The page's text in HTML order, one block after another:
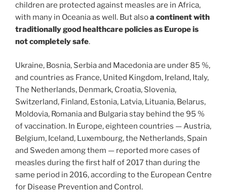
children are protected against measles are in Africa,
with many in Oceania as well. But alsoa continent with
traditionally good healthcare policies as Europe is
not completely safe.
Ukraine, Bosnia, Serbia and Macedonia are under 85 %,
and countries as France, United Kingdom, Ireland, Italy,
The Netherlands, Denmark, Croatia, Slovenia,
Switzerland, Finland, Estonia, Latvia, Lituania, Belarus,
Moldovia, Romania and Bulgaria stay behind the 95 %
of vaccination. In Europe, eighteen countries — Austria,
Belgium, Iceland, Luxembourg, the Netherlands, Spain
and Sweden among them — reported more cases of
measles during the first half of 2017 than during the
same period in 2016, according to the European Centre
for Disease Prevention and Control.